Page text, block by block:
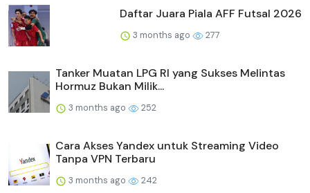
Daftar Juara Piala AFF Futsal 2026
3 months ago 277
Tanker Muatan LPG RI yang Sukses Melintas
Hormuz Bukan Milik...
3 months ago 252
Cara Akses Yandex untuk Streaming Video
Tanpa VPN Terbaru
3 months ago 242